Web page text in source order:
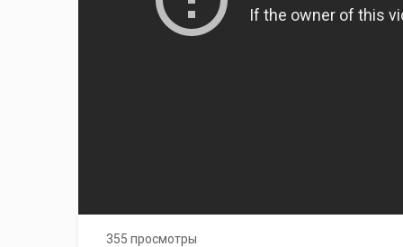
355 просмотры